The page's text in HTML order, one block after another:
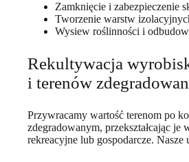
Zamknięcie i zabezpieczenie
Tworzenie warstw
Wysiew roślinności i
Rekultywacja
i terenów
Przywracamy wartość terenom po
zdegradowanym, przekształcając je
rekreacyjne lub gospodarcze. Nasze